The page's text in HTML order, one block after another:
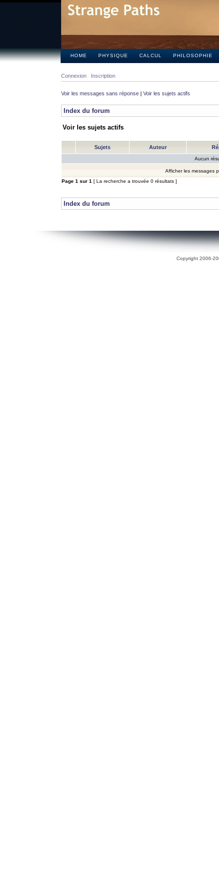
HOME PHYSIQUE CALCUL PHILOSOPHIE
Connexion Inscription
Voir les messages sans réponse | Voir les sujets actifs
Index du forum
Voir les sujets actifs
Sujets Auteur
Aucun
Afficher les messages
Page 1 sur 1 [ La recherche a trouvée 0 résultats ]
Index du forum
Copyright 2006-